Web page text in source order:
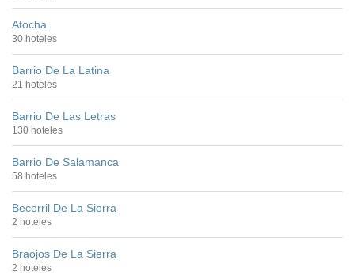
Atocha
30 hoteles
Barrio De La Latina
21 hoteles
Barrio De Las Letras
130 hoteles
Barrio De Salamanca
58 hoteles
Becerril De La Sierra
2 hoteles
Braojos De La Sierra
2 hoteles